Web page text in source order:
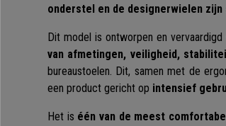
onderstel en de designerwielen
Dit model is ontworpen en vervaardigd
van afmetingen, veiligheid,
bureaustoelen. Dit, samen met de
een product gericht op intensief
Het is één van de meest